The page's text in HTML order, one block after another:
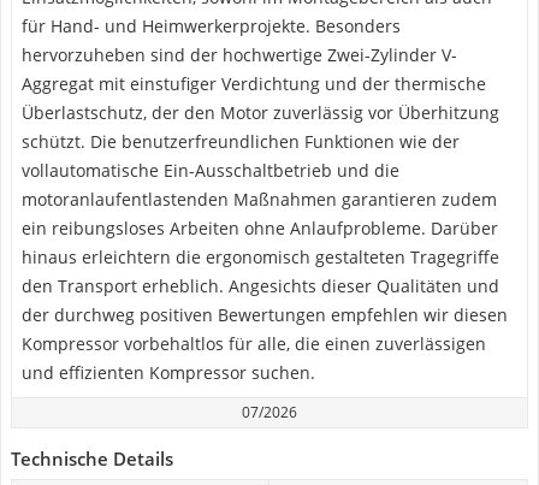
für Hand- und Heimwerkerprojekte. Besonders
hervorzuheben sind der hochwertige Zwei-Zylinder V-
Aggregat mit einstufiger Verdichtung und der thermische
Überlastschutz, der den Motor zuverlässig vor Überhitzung
schützt. Die benutzerfreundlichen Funktionen wie der
vollautomatische Ein-Ausschaltbetrieb und die
motoranlaufentlastenden Maßnahmen garantieren zudem
ein reibungsloses Arbeiten ohne Anlaufprobleme. Darüber
hinaus erleichtern die ergonomisch gestalteten Tragegriffe
den Transport erheblich. Angesichts dieser Qualitäten und
der durchweg positiven Bewertungen empfehlen wir diesen
Kompressor vorbehaltlos für alle, die einen zuverlässigen
und effizienten Kompressor suchen.
07/2026
Technische Details